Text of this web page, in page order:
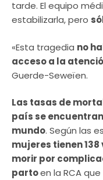
tarde. El equipo
estabilizarla, pero
«Esta tragedia no
acceso a la
Guerde-Seweïen.
Las tasas de
país se
mundo. Según las
mujeres tienen
morir por
partoen la RCA